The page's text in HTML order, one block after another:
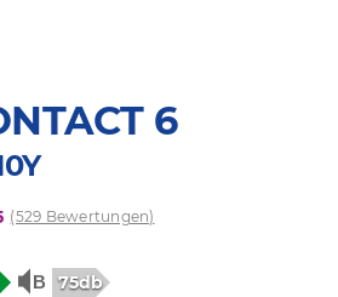
6
(529 Bewertungen)
75db